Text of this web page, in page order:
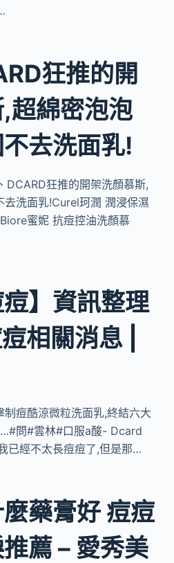
狂推的開
超綿密泡泡
去洗面乳!
狂推的開架洗顏慕斯,
洗面乳!Curel珂潤 潤浸保濕
蜜妮 抗痘控油洗顏慕
痘】資訊整理
相關消息 |
制痘酷涼微粒洗面乳,終結六大
問#雲林#口服a酸- Dcard
已經不太長痘痘了,但是那…
藥膏好 痘痘
薦 – 愛秀美